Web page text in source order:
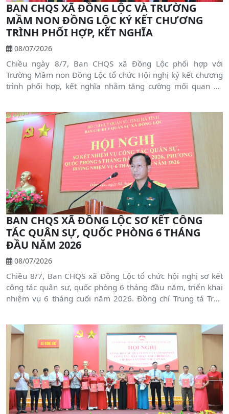
BAN CHQS XÃ ĐỒNG LỘC VÀ TRƯỜNG
MẦM NON ĐỒNG LỘC KÝ KẾT CHƯƠNG
TRÌNH PHỐI HỢP, KẾT NGHĨA
08/07/2026
Chiều ngày 8/7, Ban CHQS xã Đồng Lộc phối hợp với
Trường Mầm non Đồng Lộc tổ chức Hội nghị ký kết chương
trình phối hợp, kết nghĩa nhằm tăng cường mối quan hệ
cơ sở vững mạnh. Tham dự hội nghị có Thượng tá Nguyễn
Đình Hoàng - Phó Chỉ huy trưởng Ban Chỉ huy Khu vực
phòng thủ 1 Nam Hồng Lĩnh; ở xã có đồng chí Dương Văn
Tuấn - Bí thư Đảng ủy, Chủ tịch HĐND xã; đồng chí Bùi
Chiến Thắng - Chủ tịch UBND xã cùng lãnh đạo Ban CHQS
xã, Ban Giám hiệu, cán bộ, giáo viên Trường Mầm non
Đồng Lộc.
BAN CHQS XÃ ĐỒNG LỘC SƠ KẾT CÔNG
TÁC QUÂN SỰ, QUỐC PHÒNG 6 THÁNG
ĐẦU NĂM 2026
08/07/2026
Chiều 8/7, Ban CHQS xã Đồng Lộc tổ chức hội nghị sơ kết
công tác quân sự, quốc phòng 6 tháng đầu năm, triển khai
nhiệm vụ 6 tháng cuối năm 2026. Đồng chí Trung tá Trần
tịch UBND xã cùng các thôn đội trưởng trên địa bàn.